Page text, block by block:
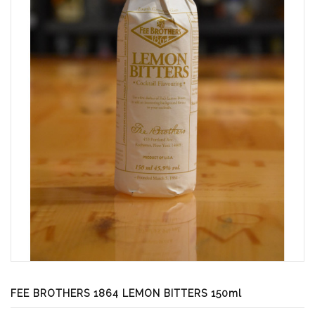
FEE BROTHERS 1864 LEMON BITTERS 150ml